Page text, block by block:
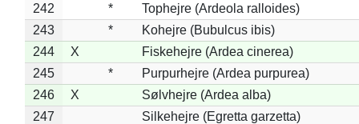
242
*
Tophejre (Ardeola ralloides)
243
*
Kohejre (Bubulcus ibis)
244
X
Fiskehejre (Ardea cinerea)
245
*
Purpurhejre (Ardea purpurea)
246
X
Sølvhejre (Ardea alba)
247
Silkehejre (Egretta garzetta)